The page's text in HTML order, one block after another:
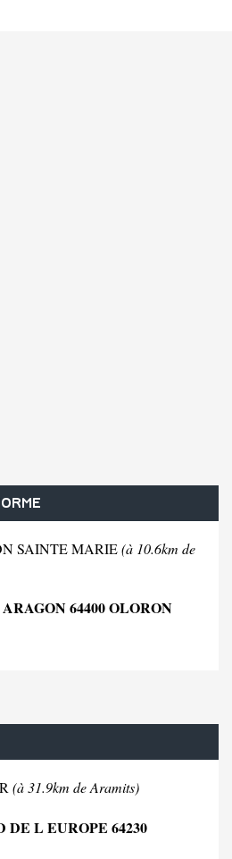
SAINTE MARIE(à 10.6km de
64400 OLORON
(à 31.9km de Aramits)
DE L EUROPE 64230